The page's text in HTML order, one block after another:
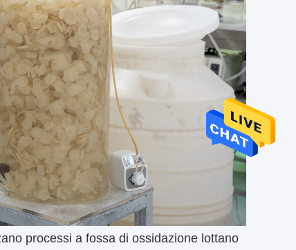
processi a fossa di ossidazione lottano